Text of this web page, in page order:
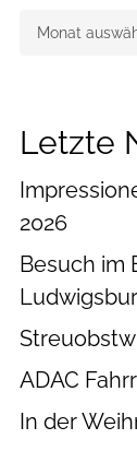
Archiv
Letzte
2026
Besuch im
ADAC
In der